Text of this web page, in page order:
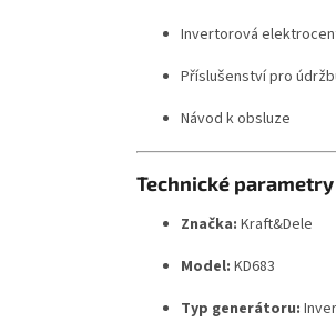
Invertorová
Příslušenství pro
Návod k obsluze
Technické parametry
Značka: Kraft&Dele
Model: KD683
Typ generátoru: